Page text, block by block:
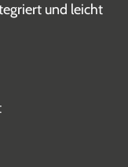
und leicht